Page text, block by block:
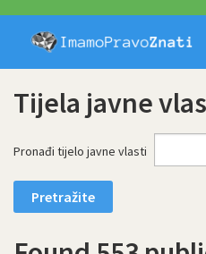
Tijela javne
Pronađi tijelo javne vlasti